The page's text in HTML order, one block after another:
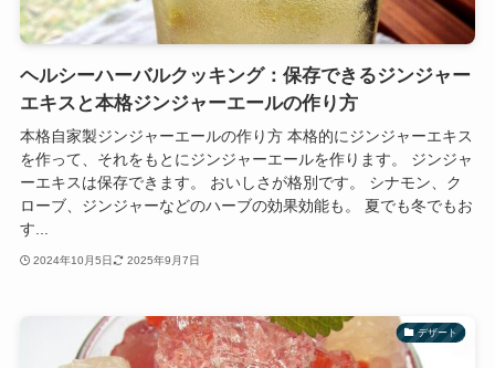
ヘルシーハーバルクッキング：保存できるジンジャー
エキスと本格ジンジャーエールの作り方
本格自家製ジンジャーエールの作り方 本格的にジンジャーエキス
を作って、それをもとにジンジャーエールを作ります。 ジンジャ
ーエキスは保存できます。 おいしさが格別です。 シナモン、ク
ローブ、ジンジャーなどのハーブの効果効能も。 夏でも冬でもお
す...
2024年10月5日 2025年9月7日
デザート